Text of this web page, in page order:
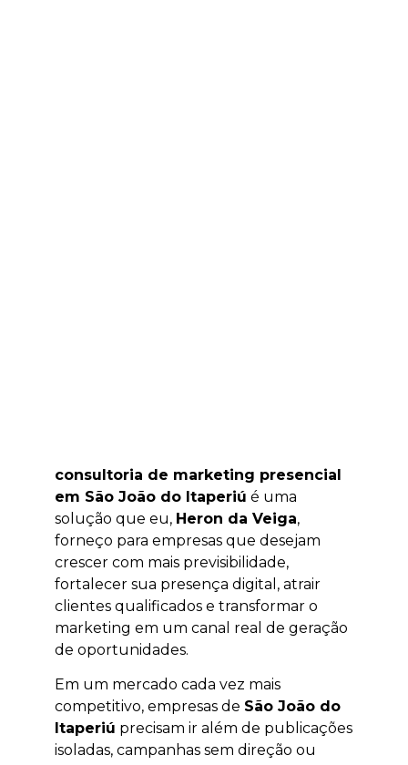
consultoria de marketing presencial
em São João do Itaperiú é uma
solução que eu, Heron da Veiga,
forneço para empresas que desejam
crescer com mais previsibilidade,
fortalecer sua presença digital, atrair
clientes qualificados e transformar o
marketing em um canal real de geração
de oportunidades.
Em um mercado cada vez mais
competitivo, empresas de São João do
Itaperiú precisam ir além de publicações
isoladas, campanhas sem direção ou